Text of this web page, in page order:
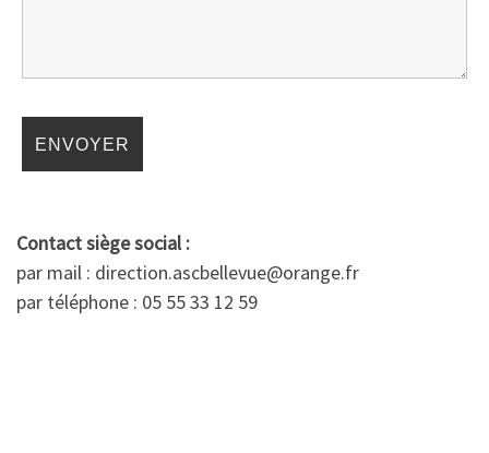
Contact siège social :
par mail : direction.ascbellevue@orange.fr
par téléphone : 05 55 33 12 59